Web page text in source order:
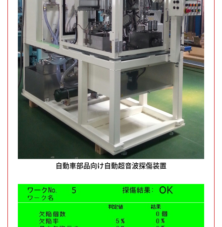
自動車部品向け自動超音波探傷装置